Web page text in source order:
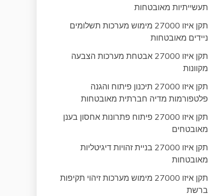
תעשייתיות מאובטחות
תקן איזו 27000 מימוש מערכות תשלומים
ניידים מאובטחות
תקן איזו 27000 אבטחת מערכות הצבעה
מקוונות
תקן איזו 27000 תיכנון פיתוח והגנה
פלטפורמות מדיה חברתית מאובטחות
תקן איזו 27000 פיתוח פתרונות אחסון בענן
מאובטחים
תקן איזו 27000 בניית זהויות דיגיטליות
מאובטחות
תקן איזו 27000 מימוש מערכות זיהוי תקיפות
ברשת